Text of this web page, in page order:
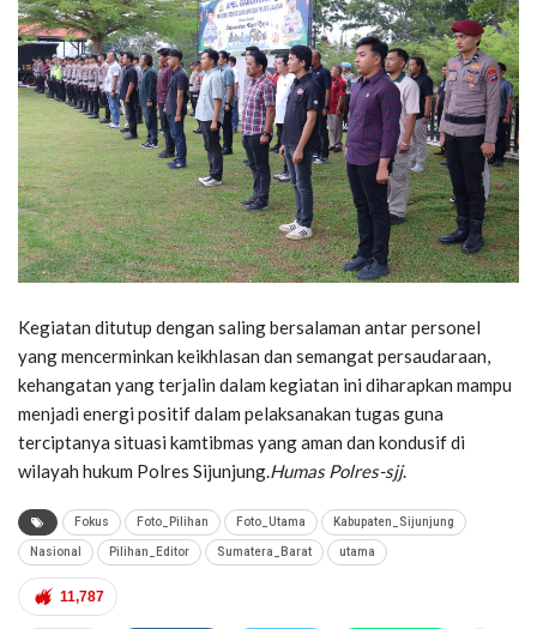
Kegiatan ditutup dengan saling bersalaman antar personel
yang mencerminkan keikhlasan dan semangat persaudaraan,
kehangatan yang terjalin dalam kegiatan ini diharapkan mampu
menjadi energi positif dalam pelaksanakan tugas guna
terciptanya situasi kamtibmas yang aman dan kondusif di
wilayah hukum Polres Sijunjung.Humas Polres-sjj.
Fokus Foto_Pilihan Foto_Utama Kabupaten_Sijunjung
Nasional Pilihan_Editor Sumatera_Barat utama
11,787